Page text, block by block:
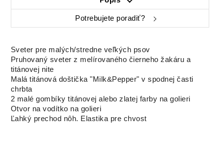
Potrebujete poradiť?
Sveter pre malých/stredne veľkých psov
Pruhovaný sveter z melírovaného čierneho žakáru a
titánovej nite
Malá titánová doštička "Milk&Pepper" v spodnej časti
chrbta
2 malé gombíky titánovej alebo zlatej farby na golieri
Otvor na vodítko na golieri
Ľahký prechod nôh. Elastika pre chvost